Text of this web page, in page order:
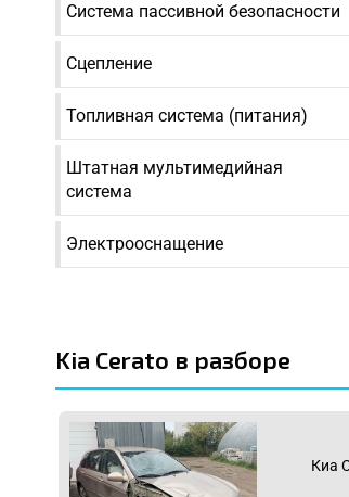
Система пассивной безопасности
Сцепление
Топливная система (питания)
Штатная мультимедийная
система
Электрооснащение
Kia Cerato в разборе
Киа